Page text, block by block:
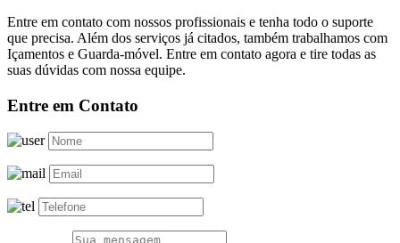
Entre em contato com nossos profissionais e tenha todo o suporte
que precisa. Além dos serviços já citados, também trabalhamos com
Içamentos e Guarda-móvel. Entre em contato agora e tire todas as
suas dúvidas com nossa equipe.
Entre em Contato